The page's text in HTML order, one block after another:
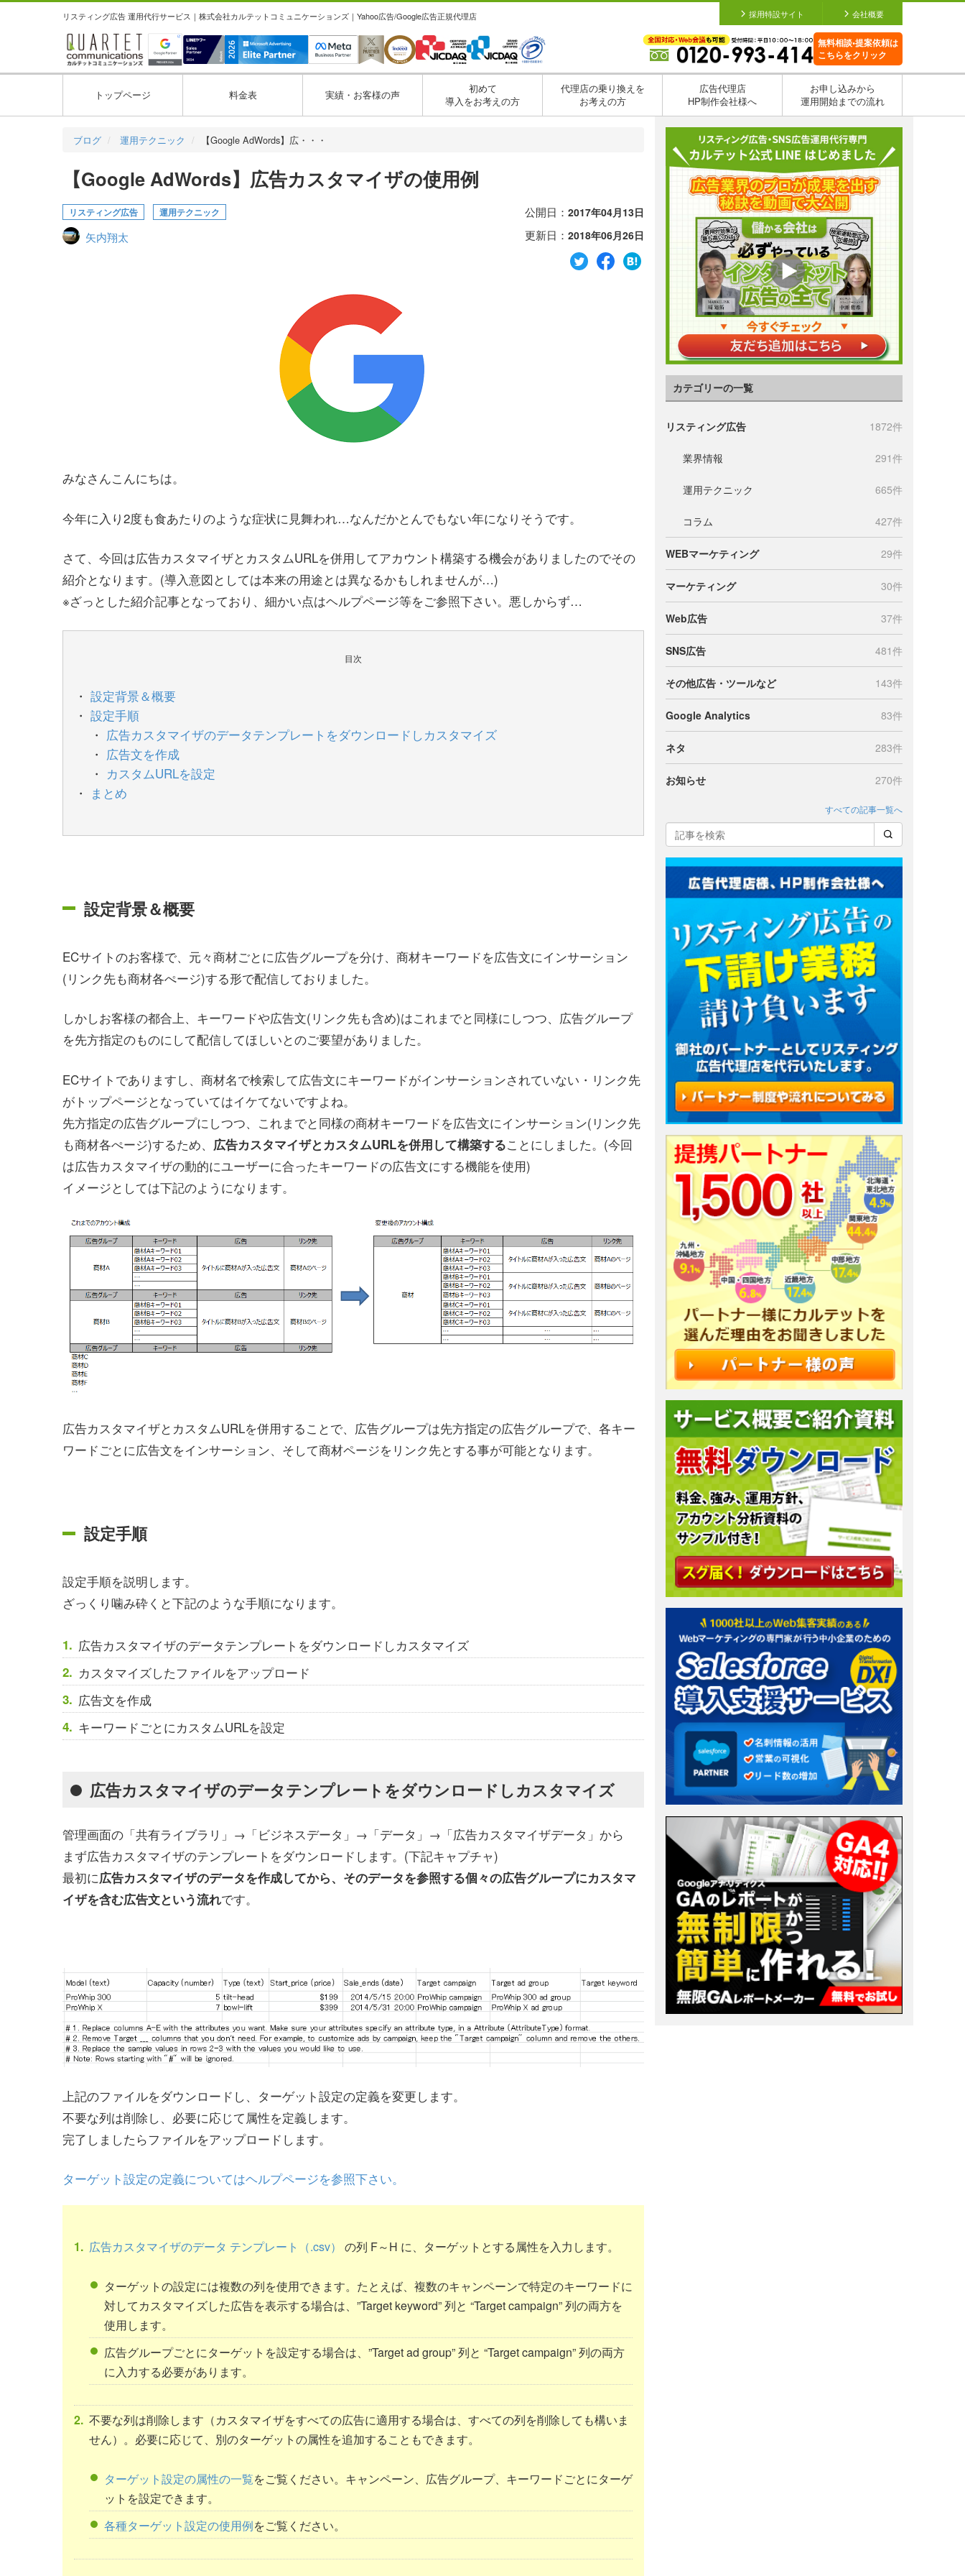
リスティング広告 運用代行サービス｜株式会社カルテットコミュニケーションズ｜Yahoo広告/Google広告正規代理店 採用特設サイト 会社概要
無料相談•提案依頼は
こちらをクリック
トップページ 料金表 実績・お客様の声
初めて
導入をお考えの方
代理店の乗り換えを
お考えの方
広告代理店
HP制作会社様へ
お申し込みから
運用開始までの流れ
ブログ 運用テクニック 【Google AdWords】広・・・
【Google AdWords】広告カスタマイザの使用例
リスティング広告 運用テクニック
矢内翔太
公開日： 2017年04月13日
更新日： 2018年06月26日
みなさんこんにちは。
今年に入り2度も食あたりのような症状に見舞われ…なんだかとんでもない年になりそうです。
さて、今回は広告カスタマイザとカスタムURLを併用してアカウント構築する機会がありましたのでその
紹介となります。(導入意図としては本来の用途とは異なるかもしれませんが…)
※ざっとした紹介記事となっており、細かい点はヘルプページ等をご参照下さい。悪しからず…
目次
設定背景＆概要
設定手順
広告カスタマイザのデータテンプレートをダウンロードしカスタマイズ
広告文を作成
カスタムURLを設定
まとめ
設定背景＆概要
ECサイトのお客様で、元々商材ごとに広告グループを分け、商材キーワードを広告文にインサーション
(リンク先も商材各ぺージ)する形で配信しておりました。
しかしお客様の都合上、キーワードや広告文(リンク先も含め)はこれまでと同様にしつつ、広告グループ
を先方指定のものにして配信してほしいとのご要望がありました。
ECサイトでありますし、商材名で検索して広告文にキーワードがインサーションされていない・リンク先
がトップページとなっていてはイケてないですよね。
先方指定の広告グループにしつつ、これまでと同様の商材キーワードを広告文にインサーション(リンク先
も商材各ぺージ)するため、
広告カスタマイザとカスタムURLを併用して構築することにしました。(今回
は広告カスタマイザの動的にユーザーに合ったキーワードの広告文にする機能を使用)
イメージとしては下記のようになります。
広告カスタマイザとカスタムURLを併用することで、広告グループは先方指定の広告グループで、各キー
ワードごとに広告文をインサーション、そして商材ページをリンク先とする事が可能となります。
設定手順
設定手順を説明します。
ざっくり噛み砕くと下記のような手順になります。
広告カスタマイザのデータテンプレートをダウンロードしカスタマイズ
カスタマイズしたファイルをアップロード
広告文を作成
キーワードごとにカスタムURLを設定
広告カスタマイザのデータテンプレートをダウンロードしカスタマイズ
管理画面の「共有ライブラリ」→「ビジネスデータ」→「データ」→「広告カスタマイザデータ」から
まず広告カスタマイザのテンプレートをダウンロードします。(下記キャプチャ)
最初に広告カスタマイザのデータを作成してから、そのデータを参照する個々の広告グループにカスタマ
イザを含む広告文という流れです。
上記のファイルをダウンロードし、ターゲット設定の定義を変更します。
不要な列は削除し、必要に応じて属性を定義します。
完了しましたらファイルをアップロードします。
ターゲット設定の定義についてはヘルプページを参照下さい。
広告カスタマイザのデータ テンプレート（.csv） の列 F～H に、ターゲットとする属性を入力します。
ターゲットの設定には複数の列を使用できます。たとえば、複数のキャンペーンで特定のキーワードに
対してカスタマイズした広告を表示する場合は、”Target keyword” 列と “Target campaign” 列の両方を
使用します。
広告グループごとにターゲットを設定する場合は、”Target ad group” 列と “Target campaign” 列の両方
に入力する必要があります。
不要な列は削除します（カスタマイザをすべての広告に適用する場合は、すべての列を削除しても構いま
せん）。必要に応じて、別のターゲットの属性を追加することもできます。
ターゲット設定の属性の一覧をご覧ください。キャンペーン、広告グループ、キーワードごとにターゲ
ットを設定できます。
各種ターゲット設定の使用例をご覧ください。
カテゴリーの一覧
リスティング広告 1872件
業界情報 291件
運用テクニック 665件
コラム 427件
WEBマーケティング 29件
マーケティング 30件
Web広告 37件
SNS広告 481件
その他広告・ツールなど 143件
Google Analytics 83件
ネタ 283件
お知らせ 270件
すべての記事一覧へ